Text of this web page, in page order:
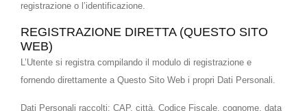
registrazione o l’identificazione.
REGISTRAZIONE DIRETTA (QUESTO SITO
WEB)
L’Utente si registra compilando il modulo di registrazione e
fornendo direttamente a Questo Sito Web i propri Dati Personali.
Dati Personali raccolti: CAP, città, Codice Fiscale, cognome, data